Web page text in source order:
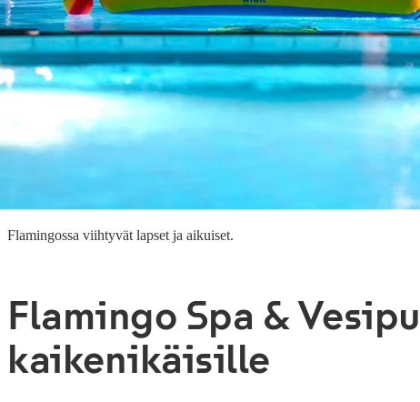
Flamingossa viihtyvät lapset ja aikuiset.
Flamingo Spa &
kaikenikäisille